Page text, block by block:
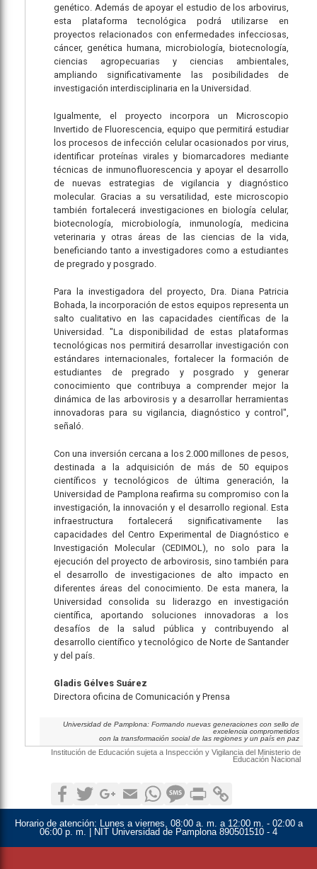
genético. Además de apoyar el estudio de los arbovirus,
esta plataforma tecnológica podrá utilizarse en
proyectos relacionados con enfermedades infecciosas,
cáncer, genética humana, microbiología, biotecnología,
ciencias agropecuarias y ciencias ambientales,
ampliando significativamente las posibilidades de
investigación interdisciplinaria en la Universidad.
Igualmente, el proyecto incorpora un Microscopio
Invertido de Fluorescencia, equipo que permitirá estudiar
los procesos de infección celular ocasionados por virus,
identificar proteínas virales y biomarcadores mediante
técnicas de inmunofluorescencia y apoyar el desarrollo
de nuevas estrategias de vigilancia y diagnóstico
molecular. Gracias a su versatilidad, este microscopio
también fortalecerá investigaciones en biología celular,
biotecnología, microbiología, inmunología, medicina
veterinaria y otras áreas de las ciencias de la vida,
beneficiando tanto a investigadores como a estudiantes
de pregrado y posgrado.
Para la investigadora del proyecto, Dra. Diana Patricia
Bohada, la incorporación de estos equipos representa un
salto cualitativo en las capacidades científicas de la
Universidad. "La disponibilidad de estas plataformas
tecnológicas nos permitirá desarrollar investigación con
estándares internacionales, fortalecer la formación de
estudiantes de pregrado y posgrado y generar
conocimiento que contribuya a comprender mejor la
dinámica de las arbovirosis y a desarrollar herramientas
innovadoras para su vigilancia, diagnóstico y control",
señaló.
Con una inversión cercana a los 2.000 millones de pesos,
destinada a la adquisición de más de 50 equipos
científicos y tecnológicos de última generación, la
Universidad de Pamplona reafirma su compromiso con la
investigación, la innovación y el desarrollo regional. Esta
infraestructura fortalecerá significativamente las
capacidades del Centro Experimental de Diagnóstico e
Investigación Molecular (CEDIMOL), no solo para la
ejecución del proyecto de arbovirosis, sino también para
el desarrollo de investigaciones de alto impacto en
diferentes áreas del conocimiento. De esta manera, la
Universidad consolida su liderazgo en investigación
científica, aportando soluciones innovadoras a los
desafíos de la salud pública y contribuyendo al
desarrollo científico y tecnológico de Norte de Santander
y del país.
Gladis Gélves Suárez
Directora oficina de Comunicación y Prensa
Universidad de Pamplona: Formando nuevas generaciones con sello de
excelencia comprometidos
con la transformación social de las regiones y un país en paz
Institución de Educación sujeta a Inspección y Vigilancia del Ministerio de
Educación Nacional
FacebookTwitterGoogle+
EmailWhatsApp
SMS Print
Horario de atención: Lunes a viernes, 08:00 a. m. a 12:00 m. - 02:00 a
06:00 p. m. | NIT Universidad de Pamplona 890501510 - 4